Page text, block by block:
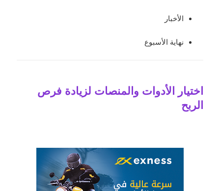
الأخبار
نهاية الأسبوع
اختيار الأدوات والمنصات لزيادة فرص
الربح